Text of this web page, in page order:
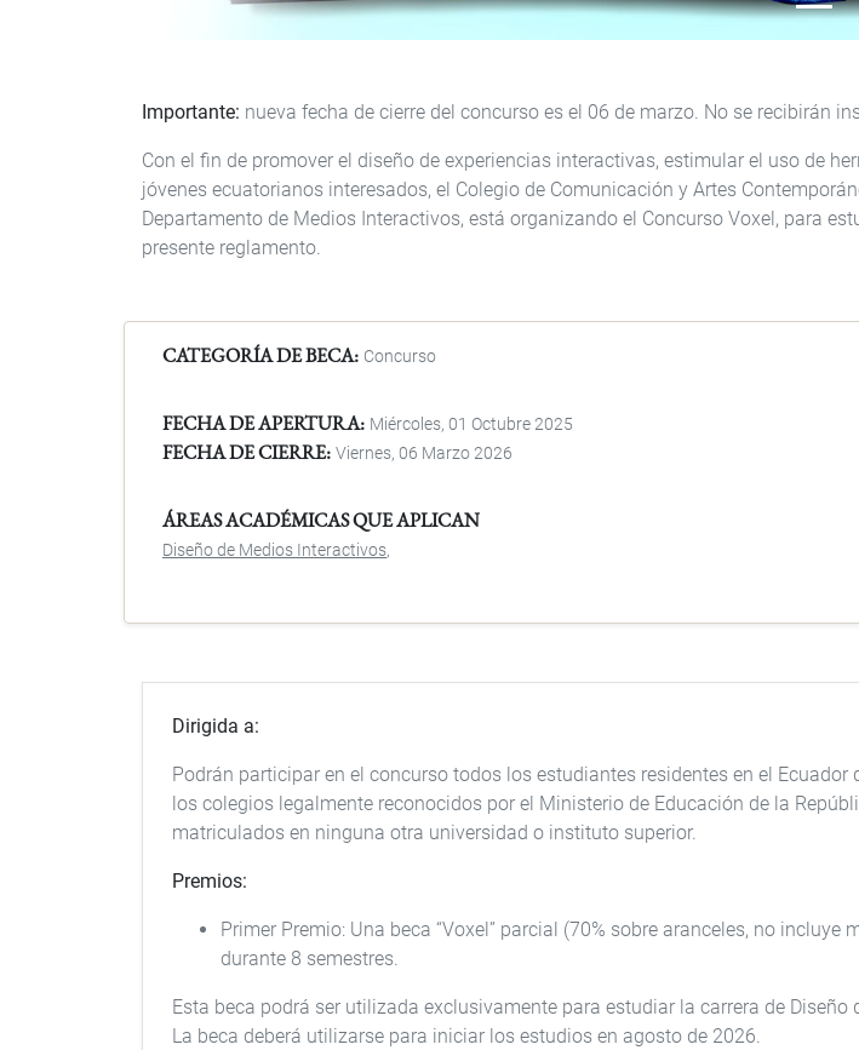
Importante: nueva fecha de cierre del concurso es el 06 de marzo. No se recibirán
Con el fin de promover el diseño de experiencias interactivas, estimular el uso de
jóvenes ecuatorianos interesados, el Colegio de Comunicación y Artes
Departamento de Medios Interactivos, está organizando el Concurso Voxel, para
presente reglamento.
CATEGORÍA DE BECA Concurso
FECHA DE APERTURA Miércoles, 01 Octubre 2025
FECHA DE CIERRE Viernes, 06 Marzo 2026
ÁREAS ACADÉMICAS QUE APLICAN
Diseño de Medios Interactivos
Dirigida a:
Podrán participar en el concurso todos los estudiantes residentes en el
los colegios legalmente reconocidos por el Ministerio de Educación de la
matriculados en ninguna otra universidad o instituto superior.
Premios:
Primer Premio: Una beca “Voxel” parcial (70% sobre aranceles, no
durante 8 semestres.
Esta beca podrá ser utilizada exclusivamente para estudiar la carrera de
La beca deberá utilizarse para iniciar los estudios en agosto de 2026.